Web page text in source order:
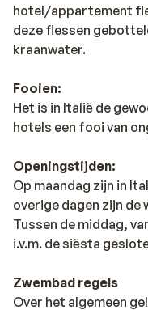
hotel/appartement
deze flessen
kraanwater.
Fooien:
Het is in Italië de
hotels een fooi van
Openingstijden:
Op maandag zijn in
overige dagen zijn de
Tussen de middag,
i.v.m. de siësta
Zwembad regels
Over het algemeen